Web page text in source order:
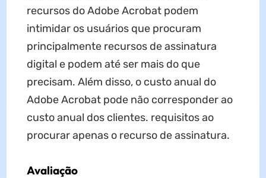
recursos do Adobe Acrobat podem
intimidar os usuários que procuram
principalmente recursos de assinatura
digital e podem até ser mais do que
precisam. Além disso, o custo anual do
Adobe Acrobat pode não corresponder ao
custo anual dos clientes. requisitos ao
procurar apenas o recurso de assinatura.
Avaliação